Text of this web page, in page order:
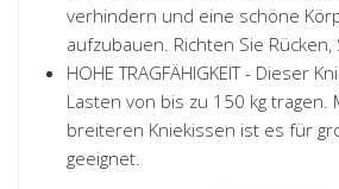
verhindern und eine schöne
aufzubauen. Richten Sie Rücken,
HOHE TRAGFÄHIGKEIT - Dieser
Lasten von bis zu 150 kg tragen.
breiteren Kniekissen ist es für
geeignet.